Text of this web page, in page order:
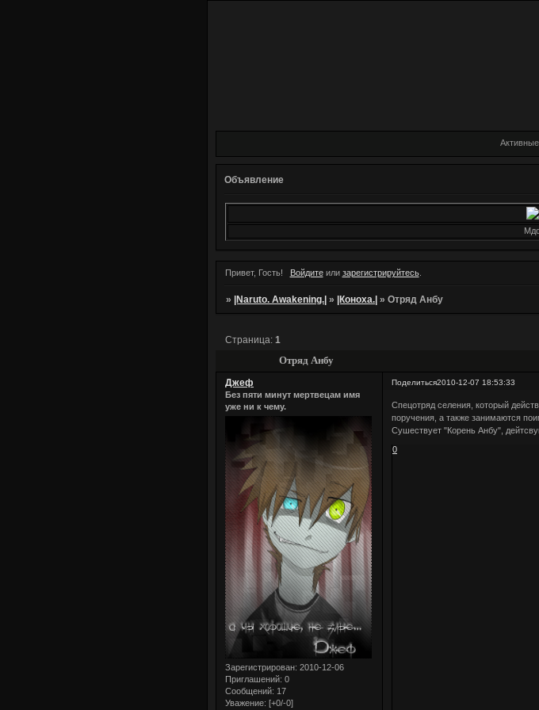
Объявление
Привет, Гость! Войдитеили зарегистрируйтесь.
» |Naruto. Awakening.| » |Коноха.| »Отряд Анбу
Отряд Анбу
Страница:1
Поделиться2010-12-07 18:53:33
Джеф
Без пяти минут мертвецам имя
уже ни к чему.
Зарегистрирован: 2010-12-06
Приглашений: 0
Сообщений: 17
Уважение: [+0/-0]
Спецотряд селения, который
поручения, а также занимаются
Сушествует "Корень Анбу",
0